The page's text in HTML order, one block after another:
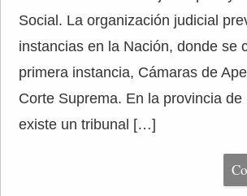
Social. La organización judicial
instancias en la Nación, donde se
primera instancia, Cámaras de
Corte Suprema. En la provincia de
existe un tribunal […]